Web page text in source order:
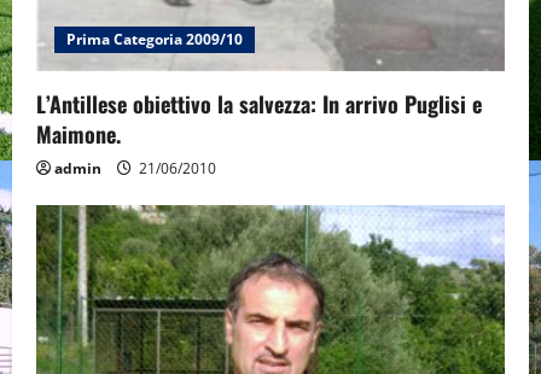
Prima Categoria 2009/10
L’Antillese obiettivo la salvezza: In arrivo Puglisi e
Maimone.
admin 21/06/2010